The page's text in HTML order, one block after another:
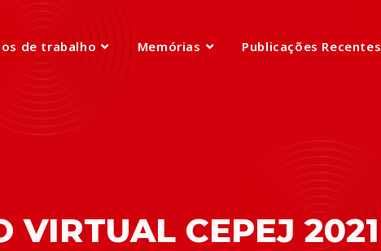
de trabalho Memórias Publicações Recentes
VIRTUAL CEPEJ 2021